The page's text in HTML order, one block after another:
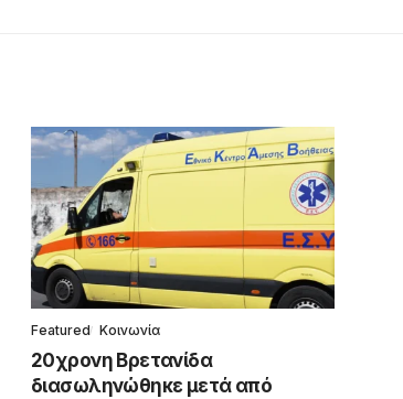
Featured Κοινωνία
20χρονη Βρετανίδα
διασωληνώθηκε μετά από